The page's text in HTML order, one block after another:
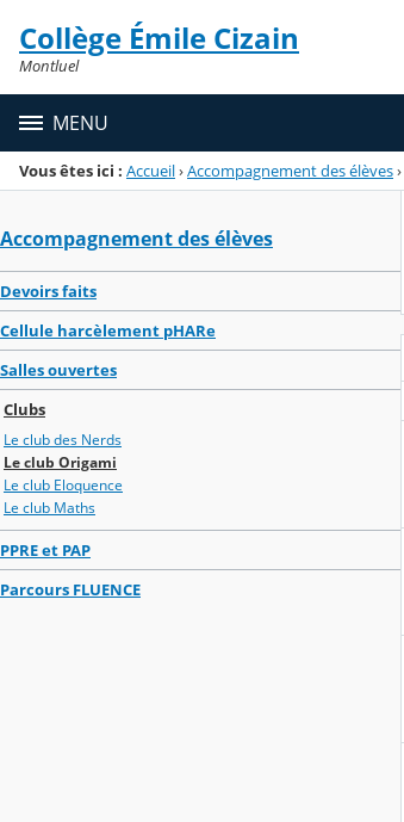
Menu de la rubrique
Contenu
Collège Émile Cizain
Montluel
MENU
Vous êtes ici : Accueil›Accompagnement des élèves›
Accompagnement des élèves
Devoirs faits
Cellule harcèlement pHARe
Salles ouvertes
Clubs
Le club des Nerds
Le club Origami
Le club Eloquence
Le club Maths
PPRE et PAP
Parcours FLUENCE